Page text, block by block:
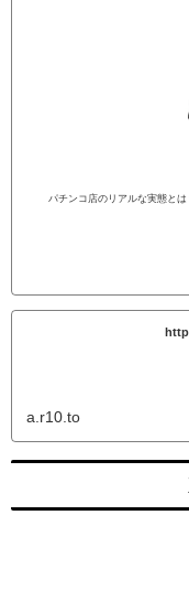
パチンコ店のリアルな実態と
a.r10.to